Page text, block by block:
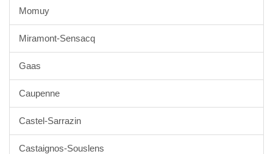
Momuy
Miramont-Sensacq
Gaas
Caupenne
Castel-Sarrazin
Castaignos-Souslens